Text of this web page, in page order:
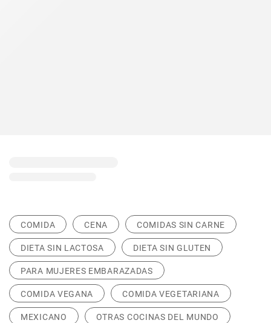
COMIDA CENA COMIDAS SIN CARNE
DIETA SIN LACTOSA DIETA SIN GLUTEN
PARA MUJERES EMBARAZADAS
COMIDA VEGANA COMIDA VEGETARIANA
MEXICANO OTRAS COCINAS DEL MUNDO